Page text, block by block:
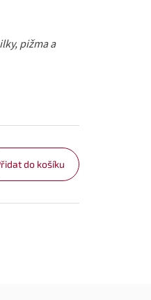
pižma a
do košíku